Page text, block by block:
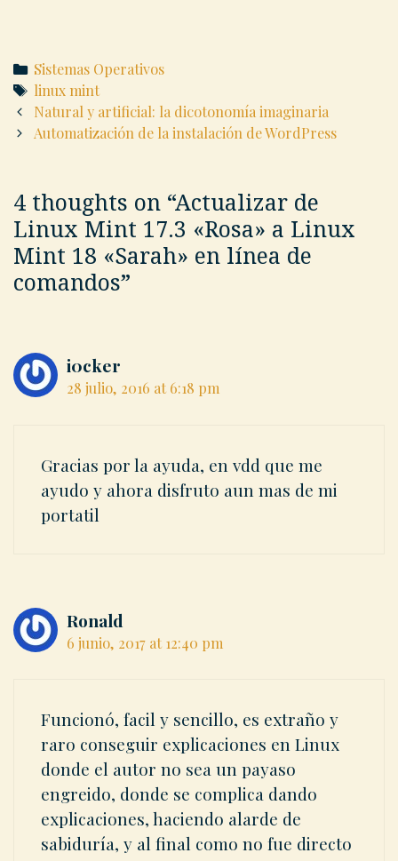
Categories
Sistemas Operativos
Tags
linux mint
Post
navigation
Natural y artificial: la dicotonomía imaginaria
Automatización de la instalación de WordPress
4 thoughts on “Actualizar de
Linux Mint 17.3 «Rosa» a Linux
Mint 18 «Sarah» en línea de
comandos”
i0cker
28 julio, 2016 at 6:18 pm
Gracias por la ayuda, en vdd que me
ayudo y ahora disfruto aun mas de mi
portatil
Ronald
6 junio, 2017 at 12:40 pm
Funcionó, facil y sencillo, es extraño y
raro conseguir explicaciones en Linux
donde el autor no sea un payaso
engreido, donde se complica dando
explicaciones, haciendo alarde de
sabiduría, y al final como no fue directo